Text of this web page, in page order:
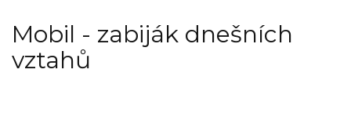
Mobil - zabiják dnešních
vztahů